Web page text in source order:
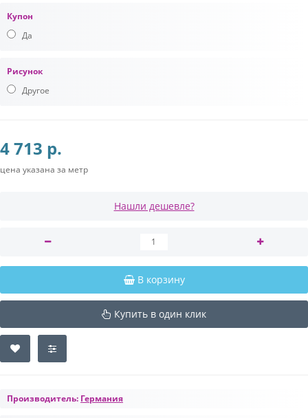
Купон
Да
Рисунок
Другое
4 713 р.
цена указана за метр
Нашли дешевле?
В корзину
Купить в один клик
Производитель: Германия